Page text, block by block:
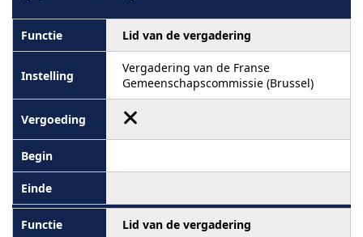
Lid van de vergadering
Vergadering van de Franse
Gemeenschapscommissie (Brussel)
Lid van de vergadering